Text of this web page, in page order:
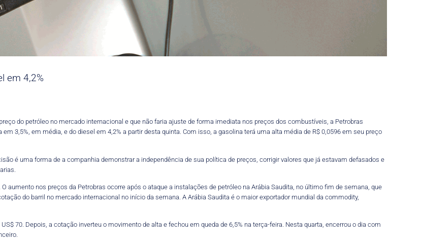
em 4,2%
do petróleo no mercado internacional e que não faria ajuste de forma imediata nos preços dos combustíveis, a Petrobras
3,5%, em média, e do diesel em 4,2% a partir desta quinta. Com isso, a gasolina terá uma alta média de R$ 0,0596 em seu preço
é uma forma de a companhia demonstrar a independência de sua política de preços, corrigir valores que já estavam defasados e
aumento nos preços da Petrobras ocorre após o ataque a instalações de petróleo na Arábia Saudita, no último fim de semana, que
do barril no mercado internacional no início da semana. A Arábia Saudita é o maior exportador mundial da commodity,
70. Depois, a cotação inverteu o movimento de alta e fechou em queda de 6,5% na terça-feira. Nesta quarta, encerrou o dia com